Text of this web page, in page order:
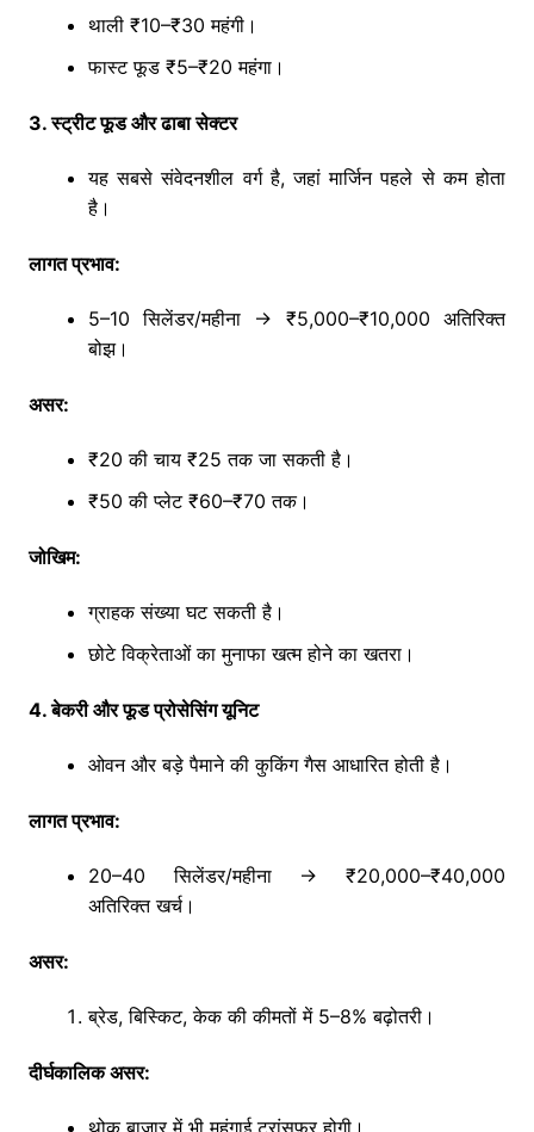
थाली ₹10–₹30 महंगी।
फास्ट फूड ₹5–₹20 महंगा।
3. स्ट्रीट फूड और ढाबा सेक्टर
यह सबसे संवेदनशील वर्ग है, जहां मार्जिन पहले से कम होता
है।
लागत प्रभाव:
5–10 सिलेंडर/महीना → ₹5,000–₹10,000 अतिरिक्त
बोझ।
असर:
₹20 की चाय ₹25 तक जा सकती है।
₹50 की प्लेट ₹60–₹70 तक।
जोखिम:
ग्राहक संख्या घट सकती है।
छोटे विक्रेताओं का मुनाफा खत्म होने का खतरा।
4. बेकरी और फूड प्रोसेसिंग यूनिट
ओवन और बड़े पैमाने की कुकिंग गैस आधारित होती है।
लागत प्रभाव:
20–40 सिलेंडर/महीना → ₹20,000–₹40,000
अतिरिक्त खर्च।
असर:
ब्रेड, बिस्किट, केक की कीमतों में 5–8% बढ़ोतरी।
दीर्घकालिक असर:
थोक बाजार में भी महंगाई ट्रांसफर होगी।